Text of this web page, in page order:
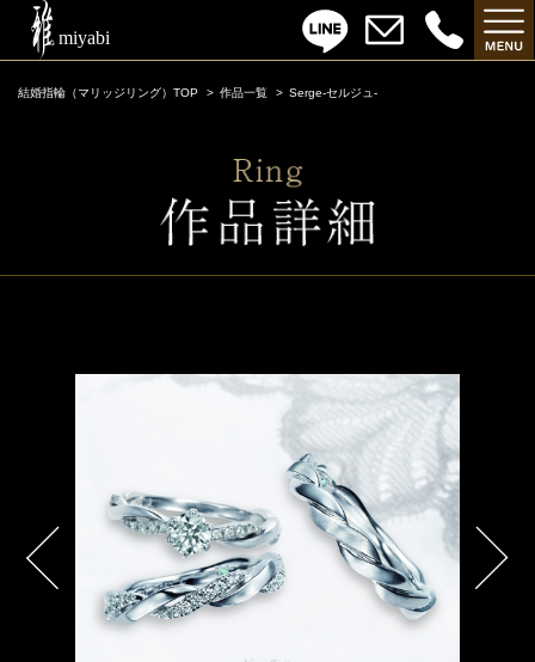
結婚指輪（マリッジリング）TOP 作品一覧 Serge-セルジュ-
Serge-セルジュ-